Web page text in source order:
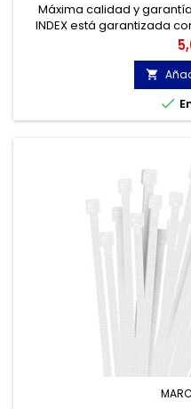
Máxima calidad y
INDEX está garantizada
calidad, gracias a la
UNE-EN 62275, que

